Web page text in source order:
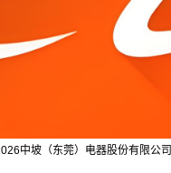
中坡（东莞）电器股份有限公司